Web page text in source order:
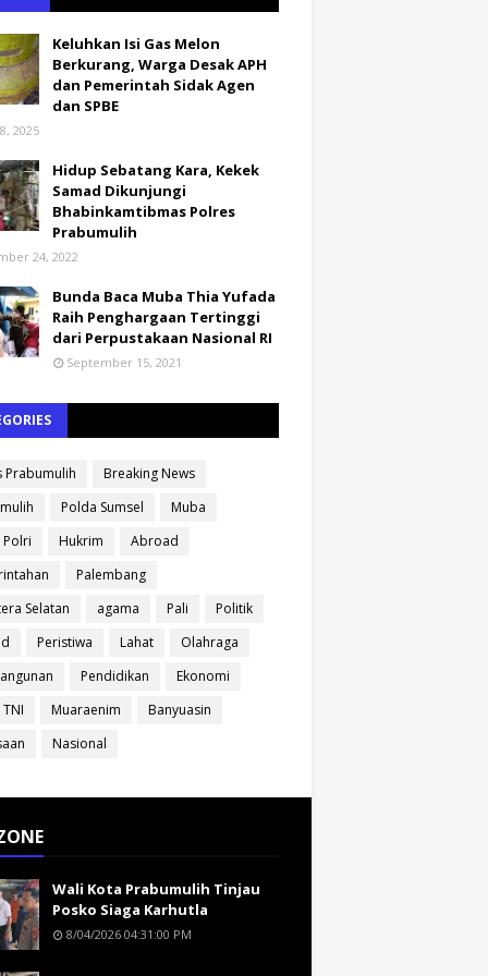
Keluhkan Isi Gas Melon
Berkurang, Warga Desak APH
dan Pemerintah Sidak Agen
dan SPBE
2025
Hidup Sebatang Kara, Kekek
Samad Dikunjungi
Bhabinkamtibmas Polres
Prabumulih
24, 2022
Bunda Baca Muba Thia Yufada
Raih Penghargaan Tertinggi
dari Perpustakaan Nasional RI
September 15, 2021
Prabumulih
Breaking News
Polda Sumsel
Muba
Hukrim
Abroad
Palembang
Selatan
agama Pali
Politik
Peristiwa Lahat
Olahraga
Pendidikan
Ekonomi
Muaraenim
Banyuasin
Nasional
Wali Kota Prabumulih Tinjau
Posko Siaga Karhutla
8/04/2026 04:31:00 PM